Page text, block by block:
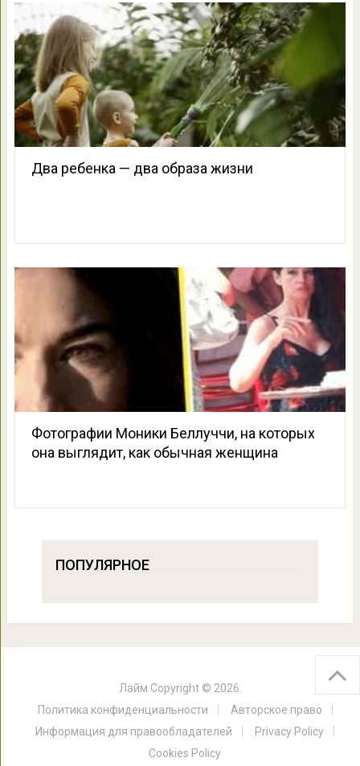
Два ребенка — два образа жизни
Фотографии Моники Беллуччи, на которых
она выглядит, как обычная женщина
ПОПУЛЯРНОЕ
Лайм Copyright © 2026.
Политика конфиденциальности
Авторское право
Информация для правообладателей
Privacy Policy
Cookies Policy